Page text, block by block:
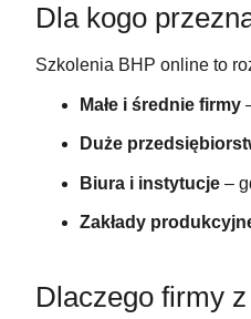
Dla kogo
Szkolenia BHP online to
Małe i średnie firmy
Duże
Biura i instytucje –
Zakłady
Dlaczego firmy